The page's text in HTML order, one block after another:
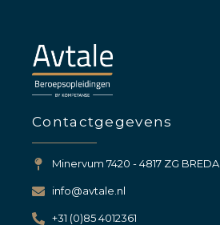
Contactgegevens
Minervum 7420 - 4817 ZG BREDA
info@avtale.nl
+31 (0)85 4012361